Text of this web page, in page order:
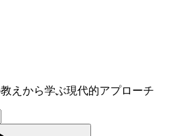
えから学ぶ現代的アプローチ